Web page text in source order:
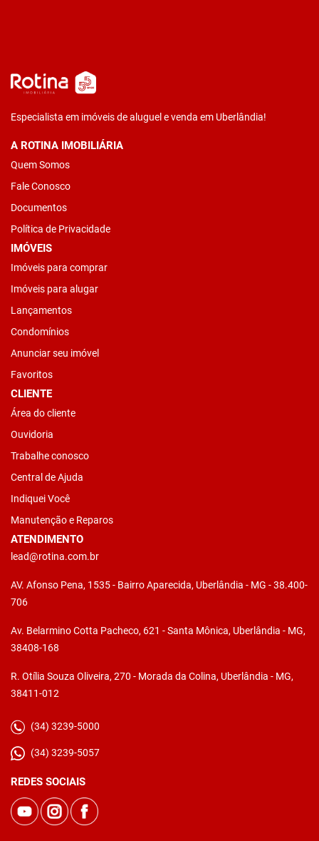
Especialista em imóveis de aluguel e venda em Uberlândia!
A ROTINA IMOBILIÁRIA
Quem Somos
Fale Conosco
Documentos
Política de Privacidade
IMÓVEIS
Imóveis para comprar
Imóveis para alugar
Lançamentos
Condomínios
Anunciar seu imóvel
Favoritos
CLIENTE
Área do cliente
Ouvidoria
Trabalhe conosco
Central de Ajuda
Indiquei Você
Manutenção e Reparos
ATENDIMENTO
lead@rotina.com.br
AV. Afonso Pena, 1535 - Bairro Aparecida, Uberlândia - MG - 38.400-
706
Av. Belarmino Cotta Pacheco, 621 - Santa Mônica, Uberlândia - MG,
38408-168
R. Otília Souza Oliveira, 270 - Morada da Colina, Uberlândia - MG,
38411-012
(34) 3239-5000
(34) 3239-5057
REDES SOCIAIS